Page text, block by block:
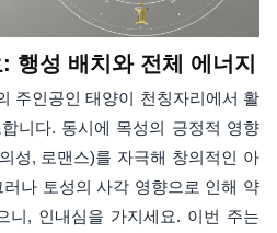
행성 배치와 전체 에너지
주인공인 태양이 천칭자리에서 활
니다. 동시에 목성의 긍정적 영향
성, 로맨스)를 자극해 창의적인 아
나 토성의 사각 영향으로 인해 약
니, 인내심을 가지세요. 이번 주는